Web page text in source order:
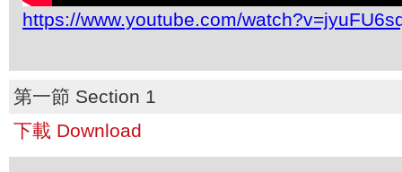
https://www.youtube.com/
第一節 Section 1
下載 Download